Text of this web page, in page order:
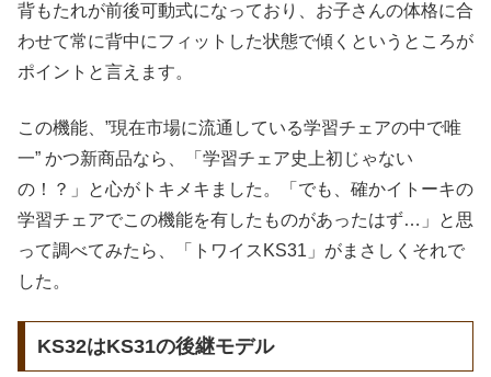
背もたれが前後可動式になっており、お子さんの体格に合
わせて常に背中にフィットした状態で傾くというところが
ポイントと言えます。
この機能、”現在市場に流通している学習チェアの中で唯
一” かつ新商品なら、「学習チェア史上初じゃない
の！？」と心がトキメキました。「でも、確かイトーキの
学習チェアでこの機能を有したものがあったはず…」と思
って調べてみたら、「トワイスKS31」がまさしくそれで
した。
KS32はKS31の後継モデル